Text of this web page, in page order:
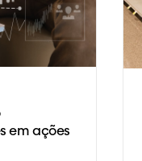
em ações